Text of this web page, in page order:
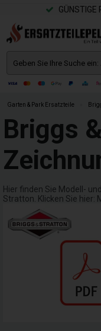
GÜNSTIGE
Garten & Park Ersatzteile
Briggs
Hier finden Sie Modell-
Stratton. Klicken Sie hier: